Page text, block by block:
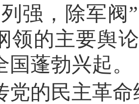
强，除军阀
领的主要舆
蓬勃兴起。
党的民主革